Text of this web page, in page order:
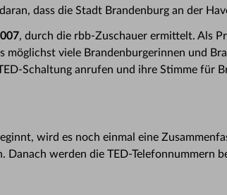
dass die Stadt Brandenburg an der
, durch die rbb-Zuschauer ermittelt. Als
möglichst viele Brandenburgerinnen und
Schaltung anrufen und ihre Stimme für
wird es noch einmal eine
Danach werden die TED-Telefonnummern